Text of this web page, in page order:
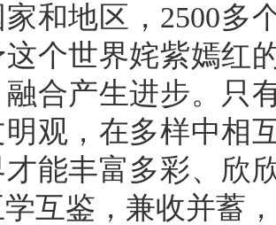
和地区，2500多
个世界姹紫嫣红
合产生进步。只
观，在多样中相
能丰富多彩、欣
互鉴，兼收并蓄